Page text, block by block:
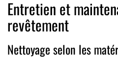
Entretien et
revêtement
Nettoyage selon les